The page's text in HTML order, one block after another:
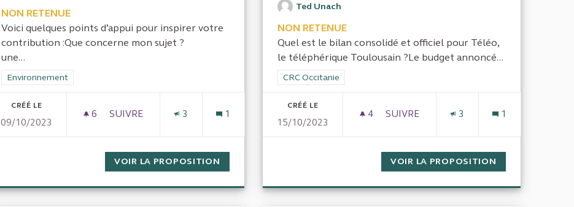
NON RETENUE
Voici quelques points d’appui pour inspirer votre
contribution :Que concerne mon sujet ?
une...
Filtrer les résultats de la catégorie : Environnement
Environnement
CRÉÉ LE
09/10/2023
6 6 ABONNÉS
SUIVRE
3 1
VOIR LA PROPOSITION
Ted Unach
NON RETENUE
Quel est le bilan consolidé et officiel pour Téléo,
le téléphérique Toulousain ?Le budget annoncé...
Filtrer les résultats de la catégorie : CRC Occitanie
CRC Occitanie
CRÉÉ LE
15/10/2023
4 4 ABONNÉS
SUIVRE
3 1
VOIR LA PROPOSITION